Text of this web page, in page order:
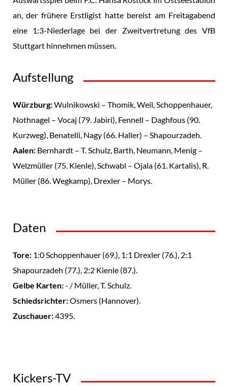
an, der frühere Erstligist hatte bereist am Freitagabend
eine 1:3-Niederlage bei der Zweitvertretung des VfB
Stuttgart hinnehmen müssen.
Aufstellung
Würzburg:Wulnikowski – Thomik, Weil, Schoppenhauer,
Nothnagel – Vocaj (79. Jabiri), Fennell – Daghfous (90.
Kurzweg), Benatelli, Nagy (66. Haller) – Shapourzadeh.
Aalen: Bernhardt – T. Schulz, Barth, Neumann, Menig –
Welzmüller (75. Kienle), Schwabl – Ojala (61. Kartalis), R.
Müller (86. Wegkamp), Drexler – Morys.
Daten
Tore: 1:0 Schoppenhauer (69.), 1:1 Drexler (76.), 2:1
Shapourzadeh (77.), 2:2 Kienle (87.).
Gelbe Karten:- / Müller, T. Schulz.
Schiedsrichter:Osmers (Hannover).
Zuschauer:4395.
Kickers-TV